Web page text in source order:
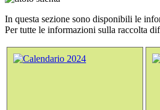
In questa sezione sono disponibili le
Per tutte le informazioni sulla raccolta